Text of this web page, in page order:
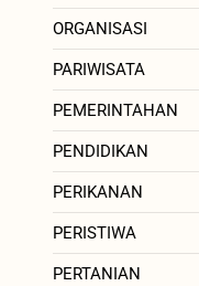
ORGANISASI
PARIWISATA
PEMERINTAHAN
PENDIDIKAN
PERIKANAN
PERISTIWA
PERTANIAN